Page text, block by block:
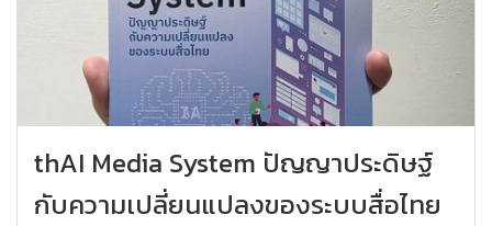
thAI Media System ปัญญาประดิษฐ์
กับความเปลี่ยนแปลงของระบบสื่อไทย